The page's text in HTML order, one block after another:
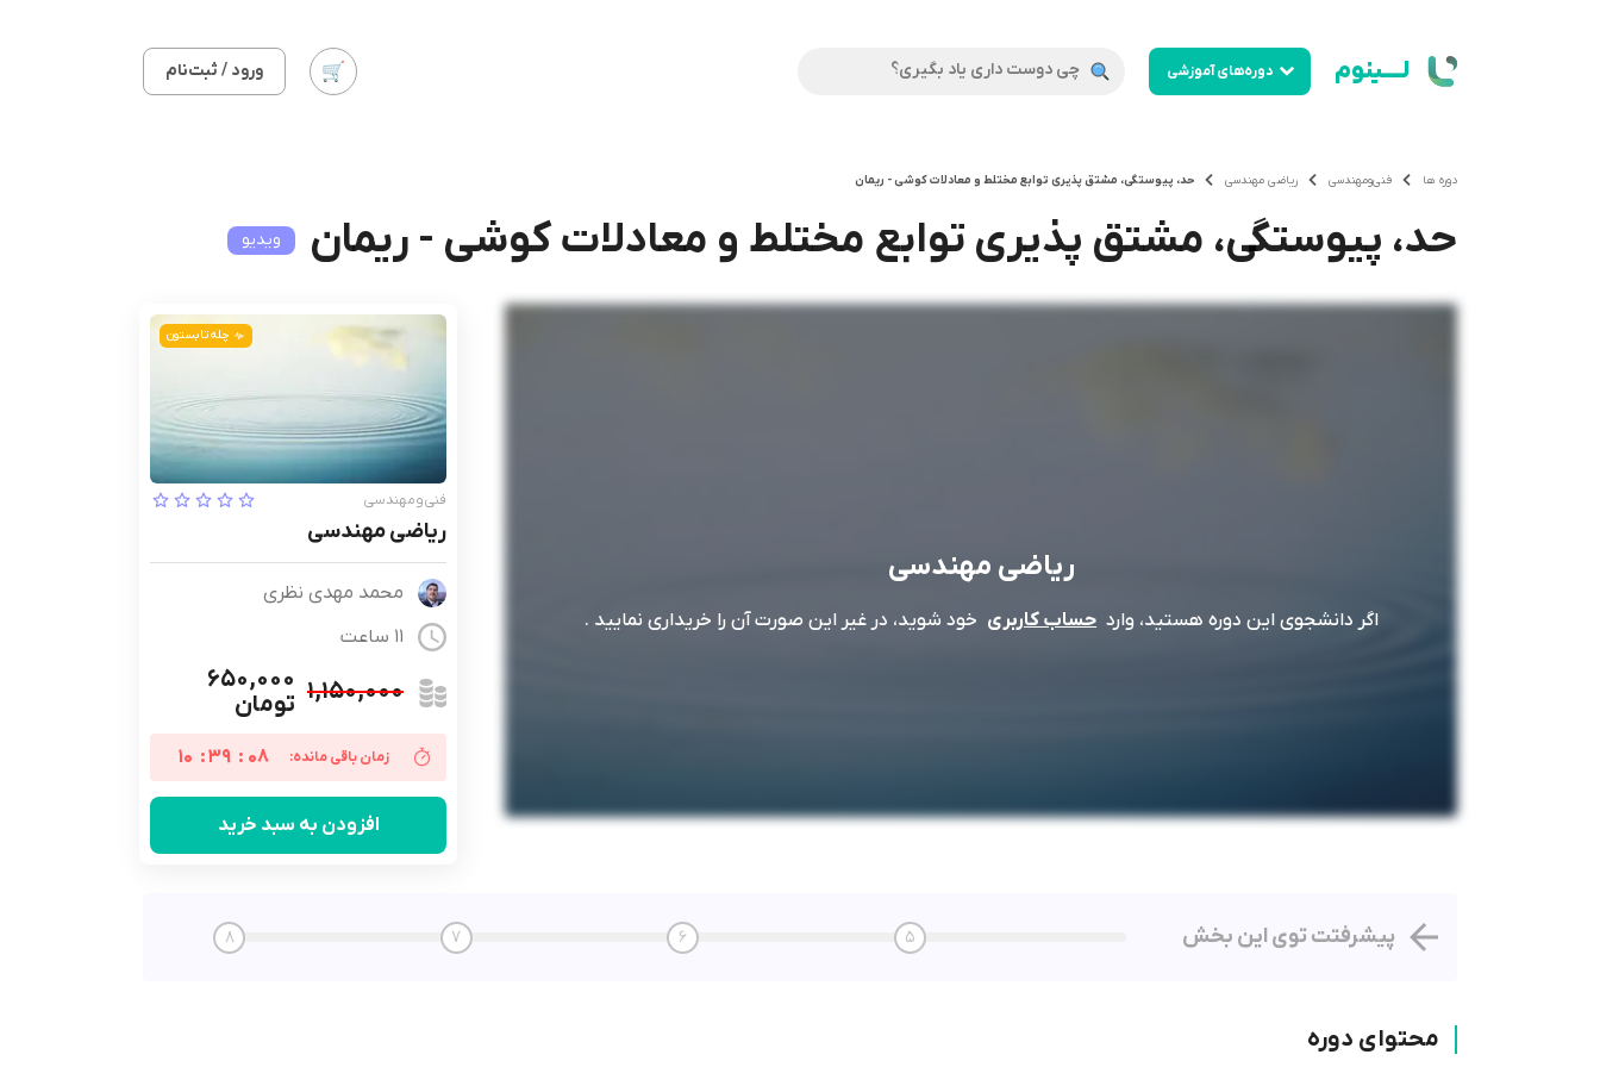
لــــینوم دوره‌های آموزشی ورود / ثبت‌نام
دوره ها فنی‌ومهندسی ریاضی مهندسی حد، پیوستگی، مشتق پذیری توابع مختلط و معادلات کوشی - ریمان
حد، پیوستگی، مشتق پذیری توابع مختلط و معادلات کوشی - ریمان ویدیو
ریاضی مهندسی
اگر دانشجوی این دوره هستید، وارد حساب کاربری خود شوید، در غیر این صورت آن را خریداری نمایید .
چله تابستون
فنی‌ومهندسی
ریاضی مهندسی
محمد مهدی نظری
11 ساعت
۱,۱۵۰,۰۰۰ ۶۵۰,۰۰۰
تومان
زمان باقی مانده: 07
:
39
:
10
افزودن به سبد خرید
پیشرفتت توی این بخش 5
6
7
8
محتوای دوره